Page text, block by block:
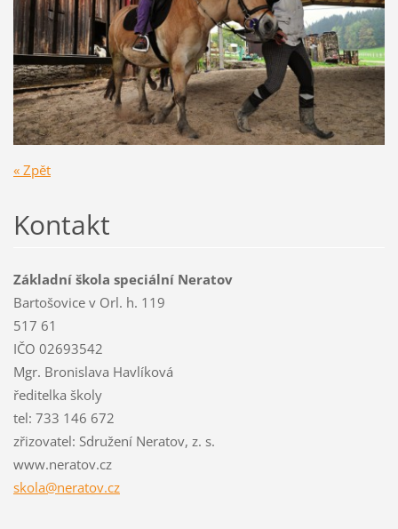
« Zpět
Kontakt
Základní škola speciální Neratov
Bartošovice v Orl. h. 119
517 61
IČO 02693542
Mgr. Bronislava Havlíková
ředitelka školy
tel: 733 146 672
zřizovatel: Sdružení Neratov, z. s.
www.neratov.cz
skola@neratov.cz